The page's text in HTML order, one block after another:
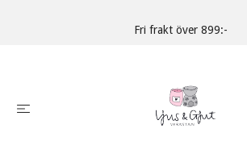
Fri frakt över 899:-